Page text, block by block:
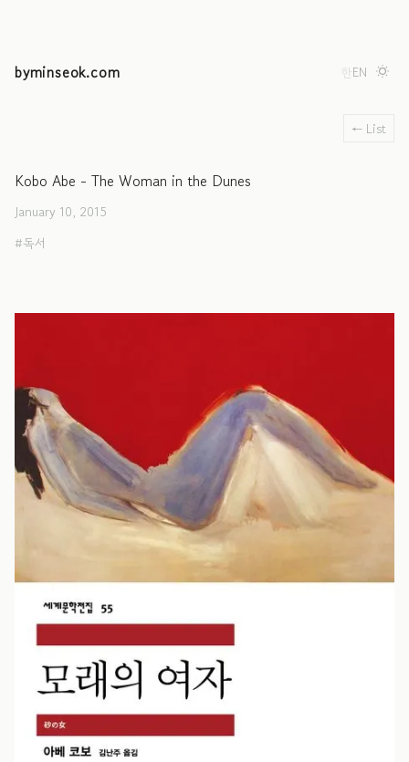
byminseok.com 한EN
← List
Kobo Abe - The Woman in the Dunes
January 10, 2015
독서